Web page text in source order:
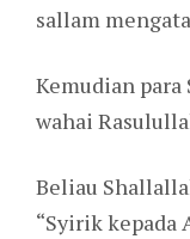
sallam
Kemudian para
wahai
Beliau
“Syirik kepada